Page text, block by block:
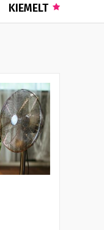
KIEMELT